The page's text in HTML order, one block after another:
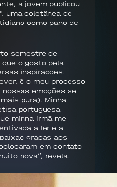
a jovem publicou
uma coletânea de
como pano de
semestre de
que o gosto pela
inspirações.
é o meu processo
emoções se
pura). Minha
portuguesa
minha irmã me
a ler e a
graças aos
em contato
nova”, revela.